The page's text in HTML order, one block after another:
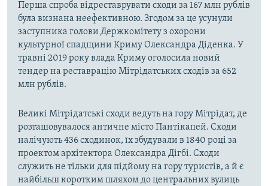
Перша спроба відреставрувати сходи за 167 млн рублів
була визнана неефективною. Згодом за це усунули
заступника голови Держкомітету з охорони
культурної спадщини Криму Олександра Діденка. У
травні 2019 року влада Криму оголосила новий
тендер на реставрацію Мітрідатських сходів за 652
млн рублів.
Великі Мітрідатські сходи ведуть на гору Мітрідат, де
розташовувалося античне місто Пантікапей. Сходи
налічують 436 сходинок, їх збудували в 1840 році за
проектом архітектора Олександра Дігбі. Сходи
служить не тільки для підйому на гору туристів, а й є
найбільш коротким шляхом до центральних вулиць